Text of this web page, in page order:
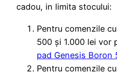
cadou, in limita stocului:
Pentru comenzile
500 și 1.000 lei vor
pad Genesis Boron
Pentru comenzile